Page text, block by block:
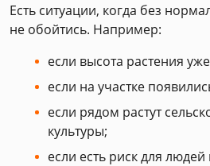
Есть ситуации, когда без
не обойтись. Например:
если высота растения
если на участке
если рядом растут
культуры;
если есть риск для